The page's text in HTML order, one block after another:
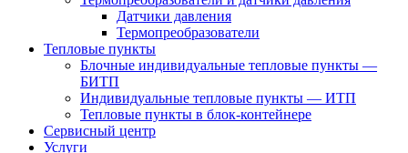
Датчики давления
Термопреобразователи
Тепловые пункты
Блочные индивидуальные тепловые пункты —
БИТП
Индивидуальные тепловые пункты — ИТП
Тепловые пункты в блок-контейнере
Сервисный центр
Услуги